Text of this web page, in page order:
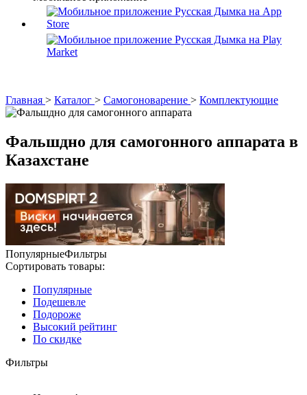
Главная > Каталог > Самогоноварение > Комплектующие
Фальшдно для самогонного аппарата в
Казахстане
ПопулярныеФильтры
Сортировать товары:
Популярные
Подешевле
Подороже
Высокий рейтинг
По скидке
Фильтры